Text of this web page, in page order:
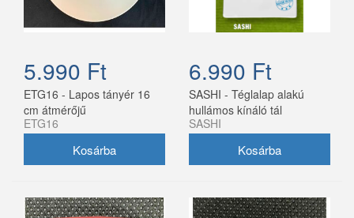
5.990 Ft
ETG16 - Lapos tányér 16
cm átmérőjű
ETG16
6.990 Ft
SASHI - Téglalap alakú
hullámos kínáló tál
SASHI